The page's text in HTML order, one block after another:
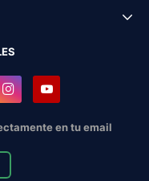
en tu email